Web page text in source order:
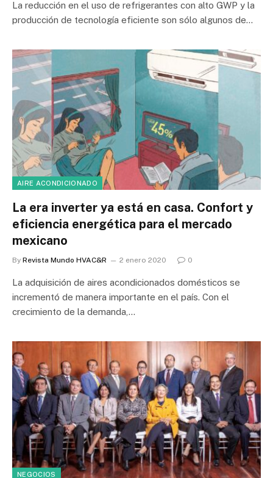
La reducción en el uso de refrigerantes con alto GWP y la
producción de tecnología eficiente son sólo algunos de…
AIRE ACONDICIONADO
La era inverter ya está en casa. Confort y
eficiencia energética para el mercado
mexicano
By Revista Mundo HVAC&R 2 enero 2020 0
La adquisición de aires acondicionados domésticos se
incrementó de manera importante en el país. Con el
crecimiento de la demanda,…
NEGOCIOS